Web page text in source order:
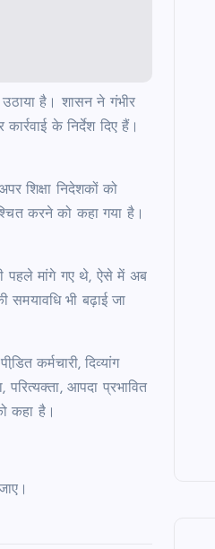
है। शासन ने गंभीर
के निर्देश दिए हैं।
शिक्षा निदेशकों को
करने को कहा गया है।
पहले मांगे गए थे, ऐसे में अब
भी बढ़ाई जा
कर्मचारी, दिव्यांग
आपदा प्रभावित
कहा है।